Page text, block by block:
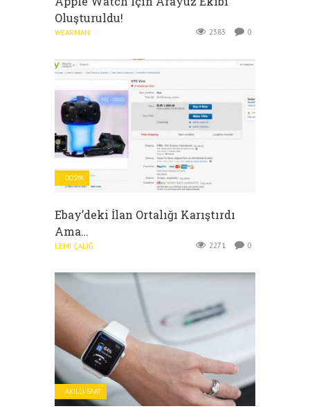
Oluşturuldu!
WEARMAN 2383 0
DOSYA
Ebay’deki İlan Ortalığı Karıştırdı
Ama…
LEMI ÇALIĞ 2271 0
AKILLI SAAT